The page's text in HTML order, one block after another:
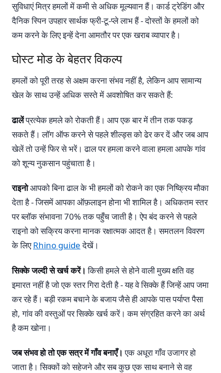
सुविधाएं मित्र हमलों में कमी से अधिक मूल्यवान हैं। कार्ड ट्रेडिंग और
दैनिक स्पिन उपहार सार्थक फ्री-टू-प्ले लाभ हैं - दोस्तों के हमलों को
कम करने के लिए इन्हें देना आमतौर पर एक खराब व्यापार है।
घोस्ट मोड के बेहतर विकल्प
हमलों को पूरी तरह से अक्षम करना संभव नहीं है, लेकिन आप सामान्य
खेल के साथ उन्हें अधिक सस्ते में अवशोषित कर सकते हैं:
ढालेंप्रत्येक हमले को रोकती हैं। आप एक बार में तीन तक पकड़
सकते हैं। लॉग ऑफ करने से पहले शील्ड्स को ढेर कर दें और जब आप
खेलें तो उन्हें फिर से भरें। ढाल पर हमला करने वाला हमला आपके गांव
को शून्य नुकसान पहुंचाता है।
राइनोआपको बिना ढाल के भी हमलों को रोकने का एक निष्क्रिय मौका
देता है - जिसमें आपका ऑफ़लाइन होना भी शामिल है। अधिकतम स्तर
पर ब्लॉक संभावना 70% तक पहुँच जाती है। ऐप बंद करने से पहले
राइनो को सक्रिय करना मानक रक्षात्मक आदत है। समतलन विवरण
के लिएRhino guideदेखें।
सिक्के जल्दी से खर्च करें। किसी हमले से होने वाली मुख्य क्षति वह
इमारत नहीं है जो एक स्तर गिरा देती है - यह वे सिक्के हैं जिन्हें आप जमा
कर रहे हैं। बड़ी रकम बचाने के बजाय जैसे ही आपके पास पर्याप्त पैसा
हो, गांव की वस्तुओं पर सिक्के खर्च करें। कम संग्रहित करने का अर्थ
है कम खोना।
जब संभव हो तो एक सत्र में गाँव बनाएँ। एक अधूरा गाँव उजागर हो
जाता है। सिक्कों को सहेजने और सब कुछ एक साथ बनाने से वह